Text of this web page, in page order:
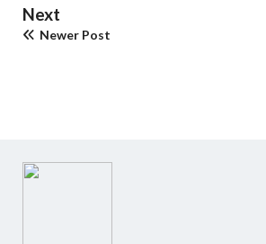
Next
Newer Post